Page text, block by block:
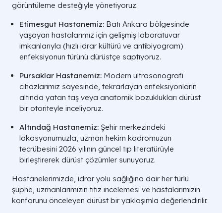
görüntüleme desteğiyle yönetiyoruz.
Etimesgut Hastanemiz: Batı Ankara bölgesinde
yaşayan hastalarımız için gelişmiş laboratuvar
imkanlarıyla (hızlı idrar kültürü ve antibiyogram)
enfeksiyonun türünü dürüstçe saptıyoruz.
Pursaklar Hastanemiz: Modern ultrasonografi
cihazlarımız sayesinde, tekrarlayan enfeksiyonların
altında yatan taş veya anatomik bozuklukları dürüst
bir otoriteyle inceliyoruz.
Altındağ Hastanemiz: Şehir merkezindeki
lokasyonumuzla, uzman hekim kadromuzun
tecrübesini 2026 yılının güncel tıp literatürüyle
birleştirerek dürüst çözümler sunuyoruz.
Hastanelerimizde, idrar yolu sağlığına dair her türlü
şüphe, uzmanlarımızın titiz incelemesi ve hastalarımızın
konforunu önceleyen dürüst bir yaklaşımla değerlendirilir.